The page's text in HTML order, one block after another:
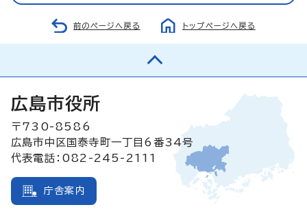
前のページへ戻る トップページへ戻る
広島市役所
〒730-8586
広島市中区国泰寺町一丁目6番34号
代表電話：082-245-2111
庁舎案内